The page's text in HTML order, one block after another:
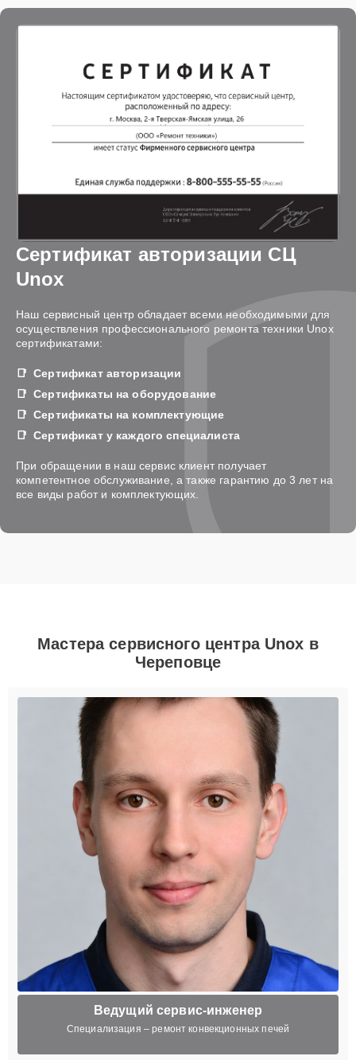
Сертификат авторизации СЦ
Unox
Наш сервисный центр обладает всеми необходимыми для
осуществления профессионального ремонта техники Unox
сертификатами:
Сертификат авторизации
Сертификаты на оборудование
Сертификаты на комплектующие
Сертификат у каждого специалиста
При обращении в наш сервис клиент получает
компетентное обслуживание, а также гарантию до 3 лет на
все виды работ и комплектующих.
Мастера сервисного центра Unox в
Череповце
Ведущий сервис-инженер
Специализация – ремонт конвекционных печей